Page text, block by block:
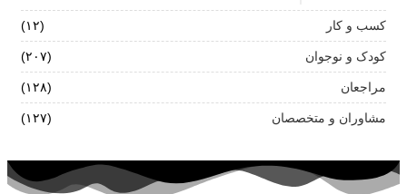
کسب و کار (۱۲)
کودک و نوجوان (۲۰۷)
مراجعان (۱۲۸)
مشاوران و متخصصان (۱۲۷)